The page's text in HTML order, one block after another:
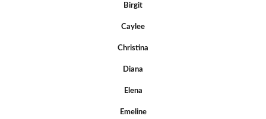
Birgit
Caylee
Christina
Diana
Elena
Emeline